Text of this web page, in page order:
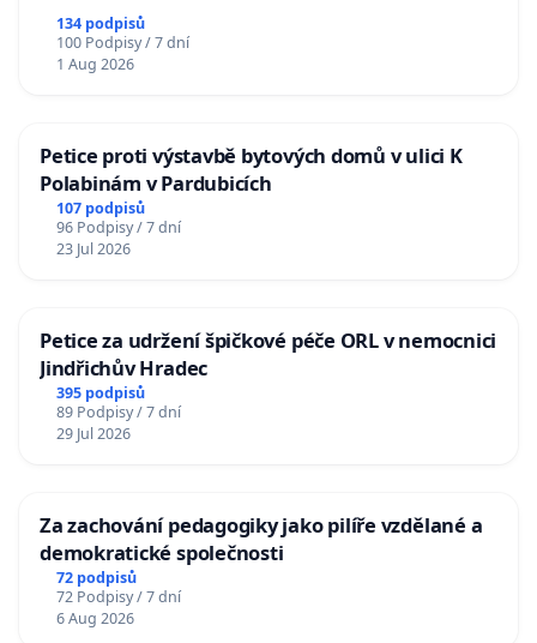
134 podpisů
100 Podpisy / 7 dní
1 Aug 2026
Petice proti výstavbě bytových domů v ulici K
Polabinám v Pardubicích
107 podpisů
96 Podpisy / 7 dní
23 Jul 2026
Petice za udržení špičkové péče ORL v nemocnici
Jindřichův Hradec
395 podpisů
89 Podpisy / 7 dní
29 Jul 2026
Za zachování pedagogiky jako pilíře vzdělané a
demokratické společnosti
72 podpisů
72 Podpisy / 7 dní
6 Aug 2026